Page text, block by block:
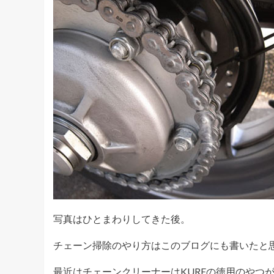
写真はひとまわりしてきた後。
チェーン掃除のやり方はこのブログにも書いたと
最近はチェーンクリーナーはKUREの徳用のやつ